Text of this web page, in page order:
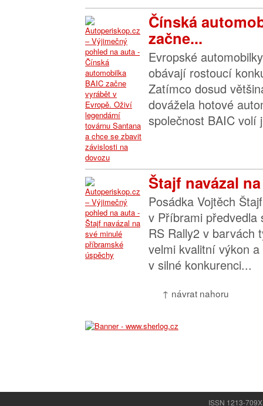
Čínská
začne...
Evropské
obávají rostoucí
Zatímco dosud
dovážela hotové
společnost BAIC volí
Štajf navázal
Posádka Vojtěch
v Příbrami předvedla
RS Rally2 v barvách
velmi kvalitní výkon
v silné konkurenci...
↑ návrat nahoru
ISSN 1213-